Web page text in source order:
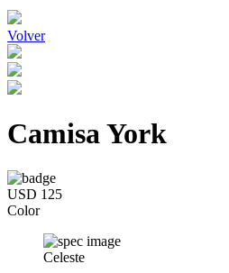
Volver
Camisa York
USD 125
Color
Celeste